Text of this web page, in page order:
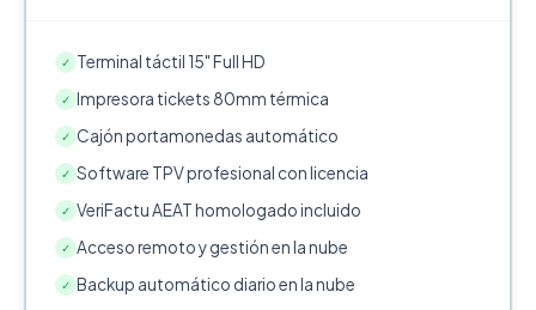
✓ Terminal táctil 15" Full HD
✓ Impresora tickets 80mm térmica
✓ Cajón portamonedas automático
✓ Software TPV profesional con licencia
✓ VeriFactu AEAT homologado incluido
✓ Acceso remoto y gestión en la nube
✓ Backup automático diario en la nube